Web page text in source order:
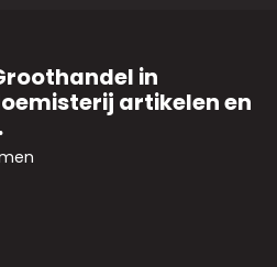
in
artikelen en